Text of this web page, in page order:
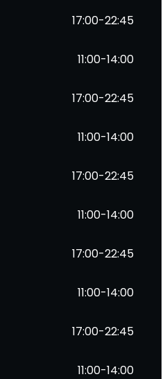
17:00-22:45
11:00-14:00
17:00-22:45
11:00-14:00
17:00-22:45
11:00-14:00
17:00-22:45
11:00-14:00
17:00-22:45
11:00-14:00